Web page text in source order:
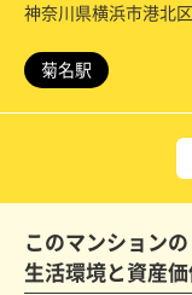
神奈川県横浜市港北
菊名駅
このマンションの
生活環境と資産